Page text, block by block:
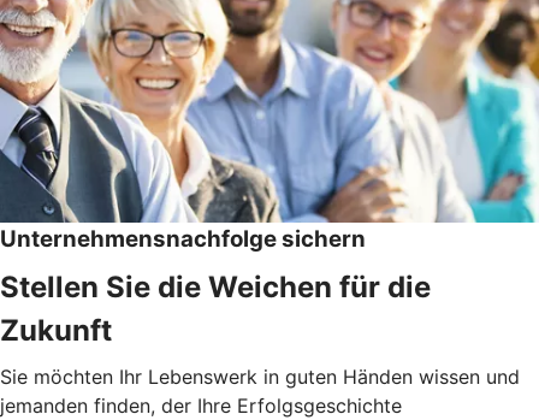
Unternehmensnachfolge sichern
Stellen Sie die Weichen für die
Zukunft
Sie möchten Ihr Lebenswerk in guten Händen wissen und
jemanden finden, der Ihre Erfolgsgeschichte